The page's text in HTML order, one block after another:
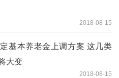
2018-08-15
基本养老金上调方案 这几类
大变
2018-08-15